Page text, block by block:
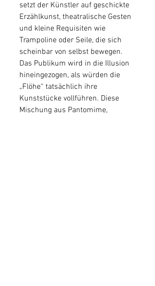
setzt der Künstler auf geschickte
Erzählkunst, theatralische Gesten
und kleine Requisiten wie
Trampoline oder Seile, die sich
scheinbar von selbst bewegen.
Das Publikum wird in die Illusion
hineingezogen, als würden die
„Flöhe“ tatsächlich ihre
Kunststücke vollführen. Diese
Mischung aus Pantomime,